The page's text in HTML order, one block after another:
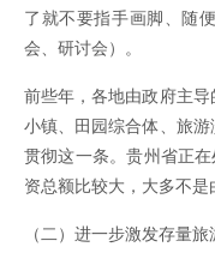
了就不要指手画脚、随
会、研讨会）。
前些年，各地由政府主
小镇、田园综合体、旅
贯彻这一条。贵州省正
资总额比较大，大多不是
（二）进一步激发存量旅